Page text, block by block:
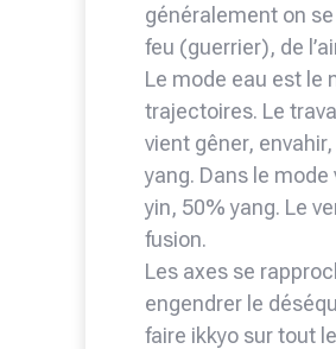
généralement on
feu (guerrier), de
Le mode eau est le
trajectoires. Le
vient gêner,
yang. Dans le
yin, 50% yang. Le
fusion.
Les axes se
engendrer le
faire ikkyo sur tout